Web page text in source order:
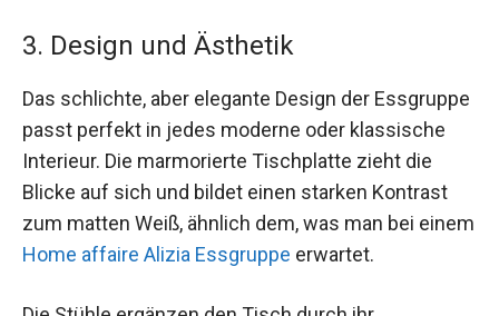
3. Design und Ästhetik
Das schlichte, aber elegante Design der Essgruppe
passt perfekt in jedes moderne oder klassische
Interieur. Die marmorierte Tischplatte zieht die
Blicke auf sich und bildet einen starken Kontrast
zum matten Weiß, ähnlich dem, was man bei einem
Home affaire Alizia Essgruppe erwartet.